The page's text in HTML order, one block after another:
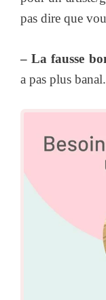
pas dire que
– La fausse
a pas plus